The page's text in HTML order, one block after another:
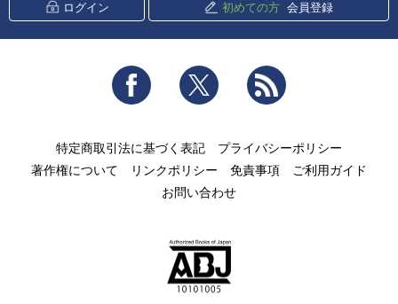
ログイン 初めての方 会員登録
Facebook Twitter
特定商取引法に基づく表記
プライバシーポリシー
著作権について
リンクポリシー 免責事項
ご利用ガイド
お問い合わせ